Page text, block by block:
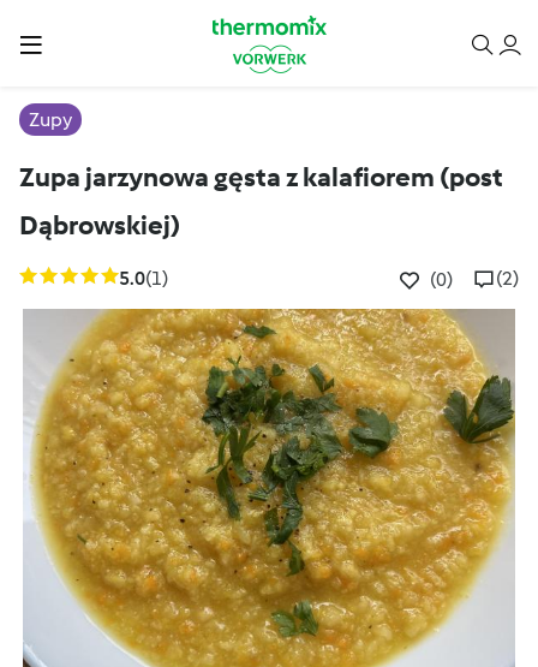
Zupy
Zupa jarzynowa gęsta z kalafiorem (post
Dąbrowskiej)
5.0(1) (0) (2)